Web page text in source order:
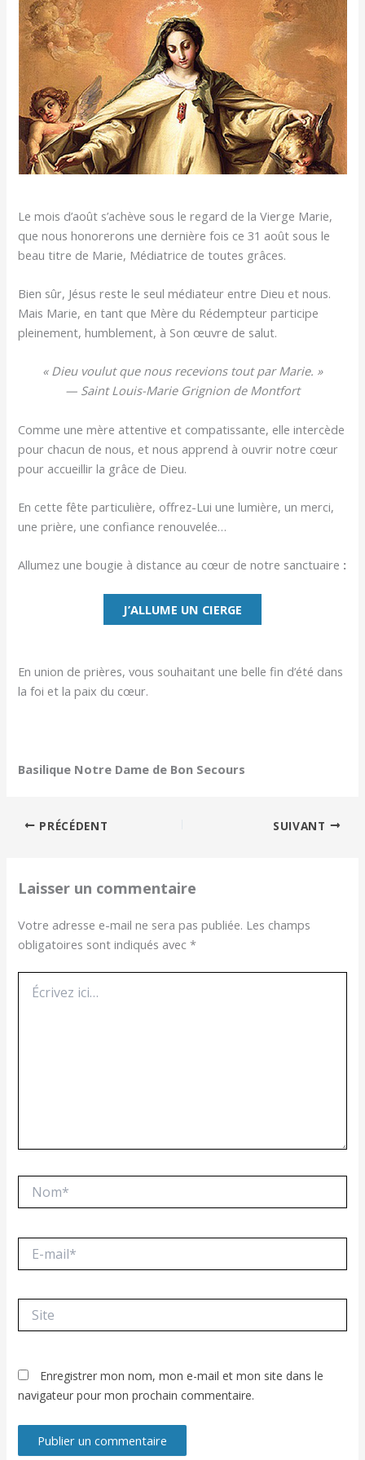
Le mois d’août s’achève sous le regard de la Vierge Marie,
que nous honorerons une dernière fois ce 31 août sous le
beau titre de Marie, Médiatrice de toutes grâces.
Bien sûr, Jésus reste le seul médiateur entre Dieu et nous.
Mais Marie, en tant que Mère du Rédempteur participe
pleinement, humblement, à Son œuvre de salut.
« Dieu voulut que nous recevions tout par Marie. »
— Saint Louis-Marie Grignion de Montfort
Comme une mère attentive et compatissante, elle intercède
pour chacun de nous, et nous apprend à ouvrir notre cœur
pour accueillir la grâce de Dieu.
En cette fête particulière, offrez-Lui une lumière, un merci,
une prière, une confiance renouvelée…
Allumez une bougie à distance au cœur de notre sanctuaire :
J’ALLUME UN CIERGE
En union de prières, vous souhaitant une belle fin d’été dans
la foi et la paix du cœur.
Basilique Notre Dame de Bon Secours
PRÉCÉDENT SUIVANT
Laisser un commentaire
Votre adresse e-mail ne sera pas publiée. Les champs
obligatoires sont indiqués avec*
ici…
mail*
Enregistrer mon nom, mon e-mail et mon site dans le
navigateur pour mon prochain commentaire.